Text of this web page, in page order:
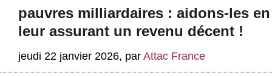
Se mobiliser
Publications
Agenda
pauvres milliardaires : aidons-les en
leur assurant un revenu décent !
jeudi 22 janvier 2026, par Attac France